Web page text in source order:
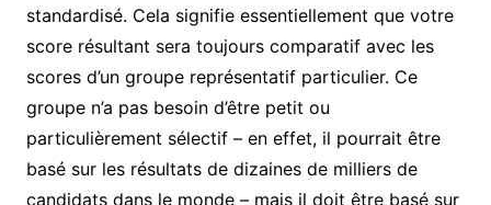
standardisé. Cela signifie essentiellement que votre
score résultant sera toujours comparatif avec les
scores d’un groupe représentatif particulier. Ce
groupe n’a pas besoin d’être petit ou
particulièrement sélectif – en effet, il pourrait être
basé sur les résultats de dizaines de milliers de
candidats dans le monde – mais il doit être basé sur